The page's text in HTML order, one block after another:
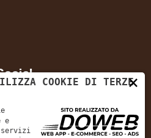
×
COOKIE DI TERZE
e